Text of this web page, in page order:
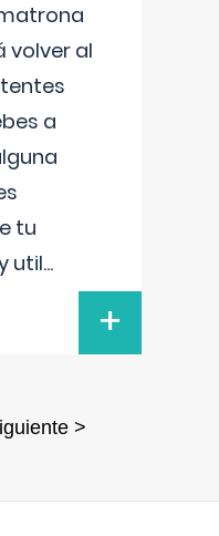
volver al
a
tu
util...
+
>